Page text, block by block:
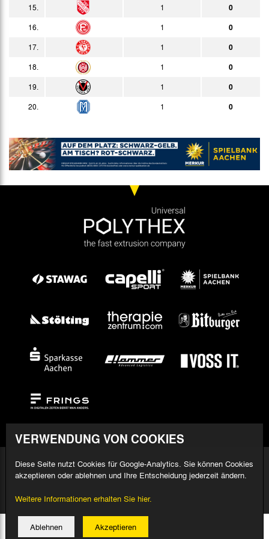
15.
1
0
16.
1
0
17.
1
0
18.
1
0
19.
1
0
20.
1 0
© 2026 Alemannia Aachen - Alle Rechte vorbehalten
VERWENDUNG VON COOKIES
Diese Seite nutzt Cookies für Google-Analytics. Sie können Cookies
akzeptieren oder ablehnen und Ihre Entscheidung jederzeit ändern.
Weitere Informationen erhalten Sie hier.
Ablehnen Akzeptieren